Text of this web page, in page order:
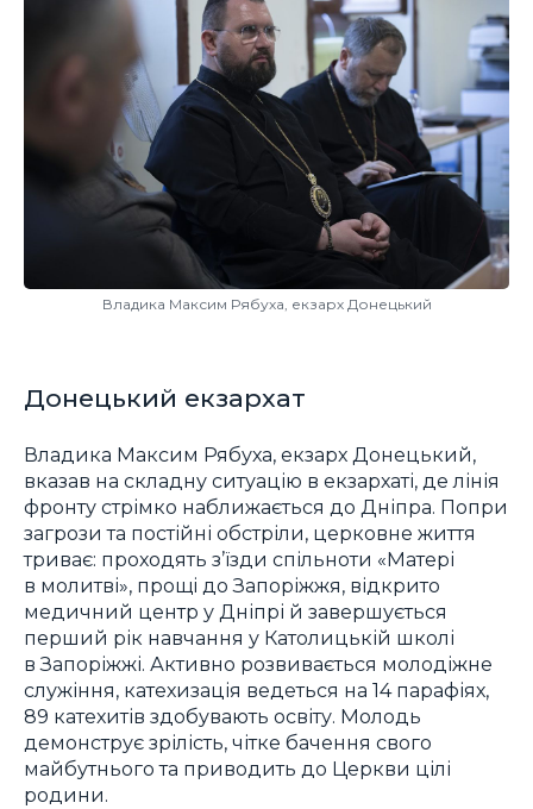
Владика Максим Рябуха, екзарх Донецький
Донецький екзархат
Владика Максим Рябуха, екзарх Донецький,
вказав на складну ситуацію в екзархаті, де лінія
фронту стрімко наближається до Дніпра. Попри
загрози та постійні обстріли, церковне життя
триває: проходять з’їзди спільноти «Матері
в молитві», прощі до Запоріжжя, відкрито
медичний центр у Дніпрі й завершується
перший рік навчання у Католицькій школі
в Запоріжжі. Активно розвивається молодіжне
служіння, катехизація ведеться на 14 парафіях,
89 катехитів здобувають освіту. Молодь
демонструє зрілість, чітке бачення свого
майбутнього та приводить до Церкви цілі
родини.